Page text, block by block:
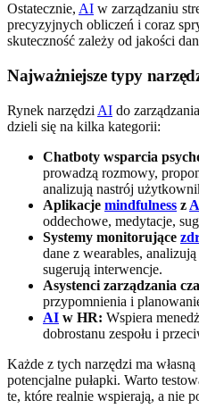
Ostatecznie, AI w zarządzaniu
precyzyjnych obliczeń i coraz
skuteczność zależy od jakości
Najważniejsze typy
Rynek narzędzi AI do
dzieli się na kilka kategorii:
Chatboty wsparcia
prowadzą rozmowy,
analizują nastrój
Aplikacje mindfulness z
oddechowe, medytacje,
Systemy monitorujące
dane z wearables,
sugerują interwencje.
Asystenci zarządzania
przypomnienia i
AI w HR: Wspiera
dobrostanu zespołu i
Każde z tych narzędzi ma
potencjalne pułapki. Warto
te, które realnie wspierają, a nie